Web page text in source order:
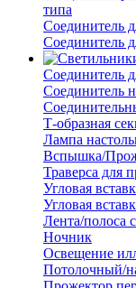
типа
Соединитель
Соединитель
Соединитель
Соединитель
Т-образная
Лампа
Вспышка/
Траверса для
Угловая
Угловая
Лента/полоса
Ночник
Освещение
Потолочный/